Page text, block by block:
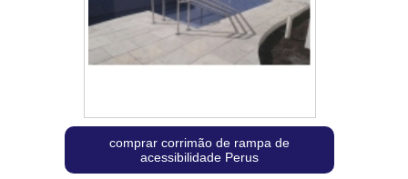
comprar corrimão de rampa de
acessibilidade Perus